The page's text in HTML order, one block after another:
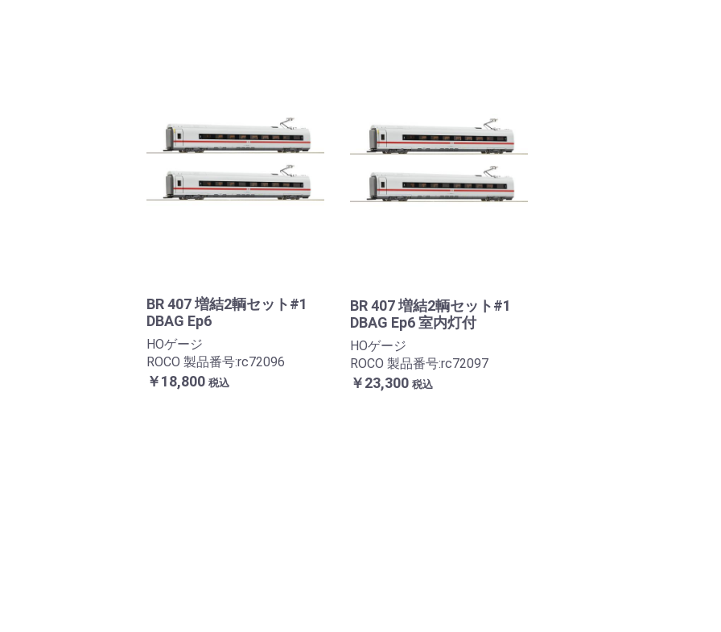
BR 407 増結2輌セット#1
DBAG Ep6
HOゲージ
ROCO 製品番号:rc72096
￥18,800 税込
BR 407 増結2輌セット#1
DBAG Ep6 室内灯付
HOゲージ
ROCO 製品番号:rc72097
￥23,300 税込